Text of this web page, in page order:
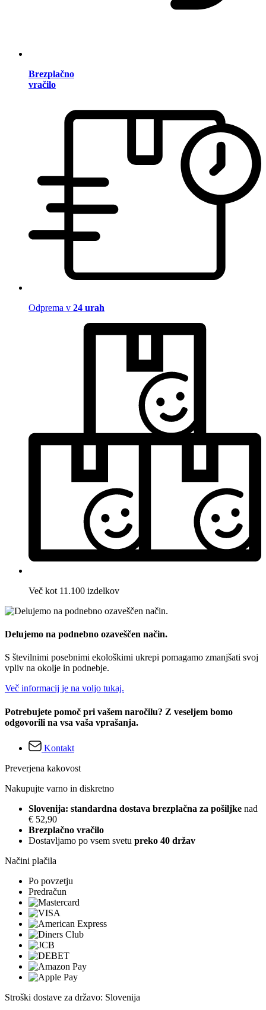
Brezplačno
vračilo
Odprema v 24 urah
Več kot 11.100 izdelkov
Delujemo na podnebno ozaveščen način.
S številnimi posebnimi ekološkimi ukrepi pomagamo zmanjšati svoj
vpliv na okolje in podnebje.
Več informacij je na voljo tukaj.
Potrebujete pomoč pri vašem naročilu? Z veseljem bomo
odgovorili na vsa vaša vprašanja.
Kontakt
Preverjena kakovost
Nakupujte varno in diskretno
Slovenija: standardna dostava brezplačna za pošiljke nad
€ 52,90
Brezplačno vračilo
Dostavljamo po vsem svetu preko 40 držav
Načini plačila
Po povzetju
Predračun
Stroški dostave za državo: Slovenija